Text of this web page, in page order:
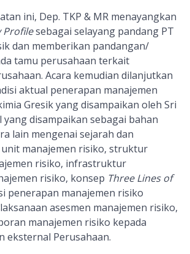
ini, Dep. TKP & MR menayangkan
Profilesebagai selayang pandang PT
dan memberikan pandangan/
tamu perusahaan terkait
Acara kemudian dilanjutkan
aktual penerapan manajemen
Gresikyang disampaikan oleh Sri
yang disampaikan sebagai bahan
lain mengenai sejarah dan
manajemen risiko, struktur
risiko, infrastruktur
risiko, konsep Three Lines of
penerapan manajemen risiko
asesmen manajemen risiko,
manajemen risiko kepada
eksternal Perusahaan.